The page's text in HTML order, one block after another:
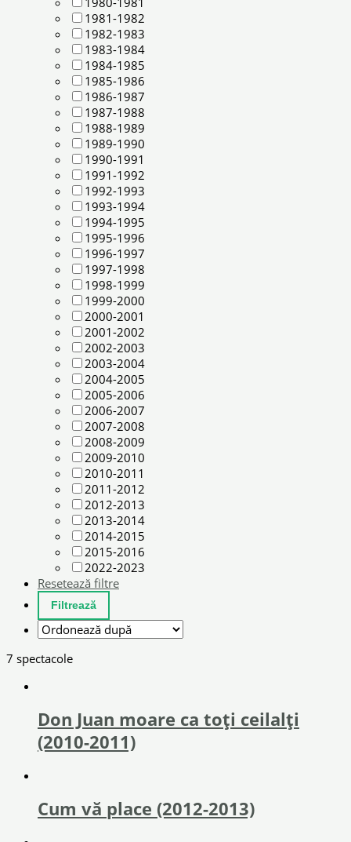
1981-1982
1982-1983
1983-1984
1984-1985
1985-1986
1986-1987
1987-1988
1988-1989
1989-1990
1990-1991
1991-1992
1992-1993
1993-1994
1994-1995
1995-1996
1996-1997
1997-1998
1998-1999
1999-2000
2000-2001
2001-2002
2002-2003
2003-2004
2004-2005
2005-2006
2006-2007
2007-2008
2008-2009
2009-2010
2010-2011
2011-2012
2012-2013
2013-2014
2014-2015
2015-2016
2022-2023
Resetează filtre
7 spectacole
Don Juan moare ca toți ceilalți
(2010-2011)
Cum vă place (2012-2013)